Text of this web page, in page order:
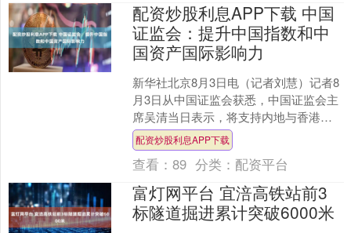
配资炒股利息APP下载 中国
证监会：提升中国指数和中
国资产国际影响力
新华社北京8月3日电（记者刘慧）记者8
月3日从中国证监会获悉，中国证监会主
席吴清当日表示，将支持内地与香港指
数公司加强合作，推出更多基于中国资
产的指数，推动两地....
配资炒股利息APP下载
查看：89 分类： 配资平台
富灯网平台 宜涪高铁站前3
标隧道掘进累计突破6000米